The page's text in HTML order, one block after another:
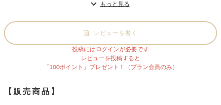
もっと見る
レビューを書く
投稿にはログインが必要です
レビューを投稿すると
「100ポイント」プレゼント！（プラン会員のみ）
【販売商品】